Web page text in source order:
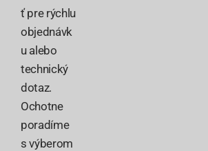
ť pre rýchlu
objednávk
u alebo
technický
dotaz.
Ochotne
poradíme
s výberom